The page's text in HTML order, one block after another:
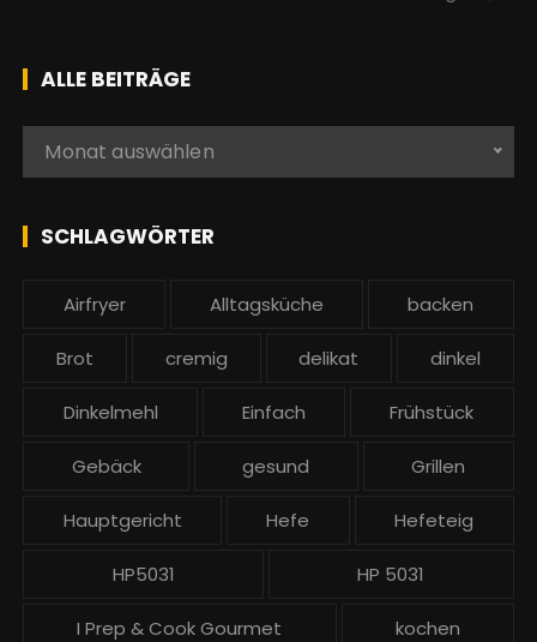
h
e
n
c
:
ALLE BEITRÄGE
e
Monat auswählen
SCHLAGWÖRTER
Airfryer Alltagsküche backen
Brot cremig delikat dinkel
Dinkelmehl Einfach Frühstück
Gebäck gesund Grillen
Hauptgericht Hefe Hefeteig
HP5031 HP 5031
I Prep & Cook Gourmet kochen